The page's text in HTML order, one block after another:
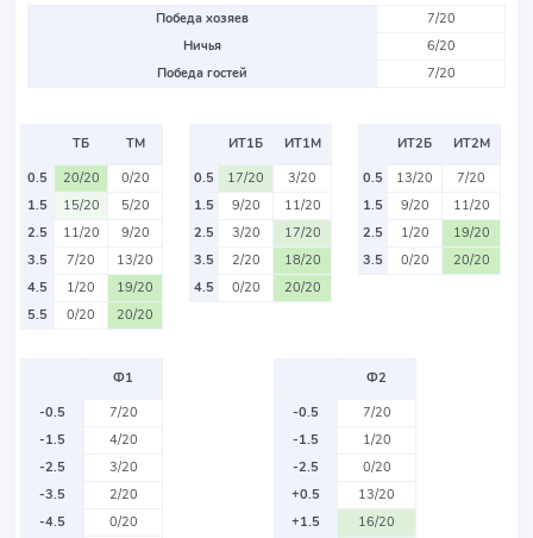
Победа хозяев
7/20
Ничья
6/20
Победа гостей
7/20
ТБ
ТМ
0.5
20/20
0/20
1.5
15/20
5/20
2.5
11/20
9/20
3.5
7/20
13/20
4.5
1/20
19/20
5.5
0/20 20/20
ИТ1Б
ИТ1М
0.5
17/20
3/20
1.5
9/20
11/20
2.5
3/20
17/20
3.5
2/20
18/20
4.5
0/20 20/20
ИТ2Б
ИТ2М
0.5
13/20
7/20
1.5
9/20
11/20
2.5
1/20
19/20
3.5
0/20 20/20
Ф1
-0.5
7/20
-1.5
4/20
-2.5
3/20
-3.5
2/20
-4.5
0/20
Ф2
-0.5
7/20
-1.5
1/20
-2.5
0/20
+0.5
13/20
+1.5
16/20